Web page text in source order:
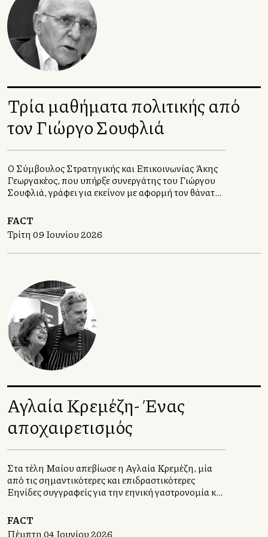
διαδοχικές συνεδριάσεις διατήρησης αμετάβλητων
επιτοκίων μετά από οκτώ μειώσεις επιτοκίων από
τον Ιούνιο του 2024 έως τον Ιούνιο του 2025.
Τρία μαθήματα πολιτικής από
τον Γιώργο Σουφλιά
Ο Σύμβουλος Στρατηγικής και Επικοινωνίας Άκης
Γεωργακέλλος, που υπήρξε συνεργάτης του Γιώργου
Σουφλιά, γράφει για εκείνον με αφορμή τον θάνατό
FACT
Τρίτη 09 Ιουνίου 2026
Αγλαία Κρεμέζη- Ένας
αποχαιρετισμός
Στα τέλη Μαίου απεβίωσε η Αγλαία Κρεμέζη, μία
από τις σημαντικότερες και επιδραστικότερες
Ελληνίδες συγγραφείς για την ελληνική γαστρονομία και
άρθρων για τον ελληνικό και διεθνή Τύπο ενώ
τιμήθηκε και με το βραβείο Julia Child First Book
FACT
Πέμπτη 04 Ιουνίου 2026